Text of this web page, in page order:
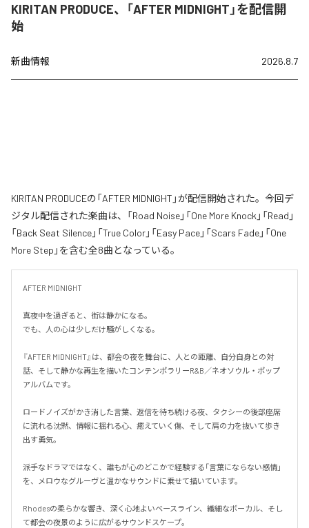
KIRITAN PRODUCE、「AFTER MIDNIGHT」を配信開
始
新曲情報 2026.8.7
KIRITAN PRODUCEの「AFTER MIDNIGHT」が配信開始された。今回デ
ジタル配信された楽曲は、「Road Noise」「One More Knock」「Read」
「Back Seat Silence」「True Color」「Easy Pace」「Scars Fade」「One
More Step」を含む全8曲となっている。
AFTER MIDNIGHT
真夜中を過ぎると、街は静かになる。
でも、人の心は少しだけ騒がしくなる。
『AFTER MIDNIGHT』は、都会の夜を舞台に、人との距離、自分自身との対
話、そして静かな再生を描いたコンテンポラリーR&B／ネオソウル・ポップ
アルバムです。
ロードノイズがかき消した言葉、返信を待ち続ける夜、タクシーの後部座席
に流れる沈黙、情報に揺れる心、癒えていく傷、そして肩の力を抜いて歩き
出す勇気。
派手なドラマではなく、誰もが心のどこかで経験する「言葉にならない感情」
を、メロウなグルーヴと温かなサウンドに乗せて描いています。
Rhodesの柔らかな響き、深く心地よいベースライン、繊細なボーカル、そし
て都会の夜景のように広がるサウンドスケープ。